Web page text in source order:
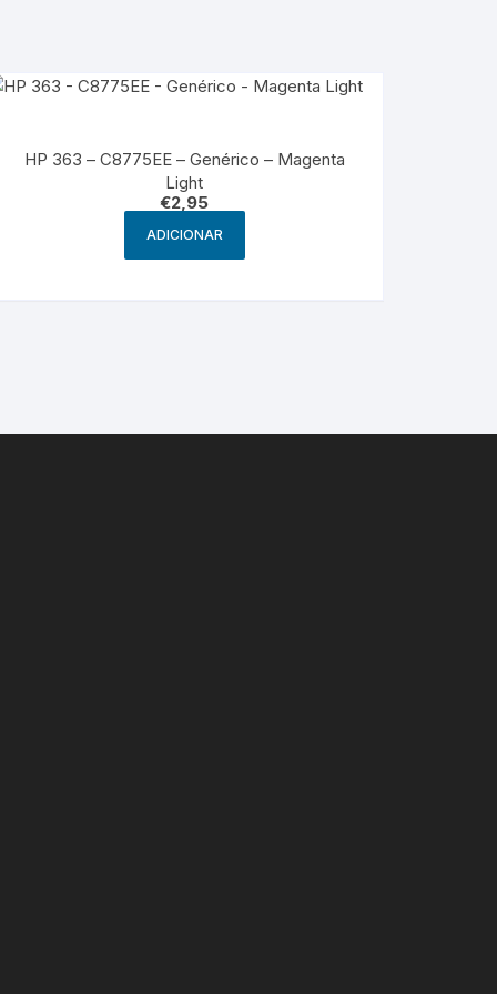
HP 363 – C8775EE – Genérico – Magenta
Light
€2,95
ADICIONAR